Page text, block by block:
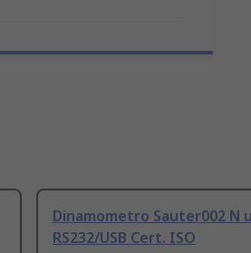
Dinamometro Sauter002 N
RS232/USB Cert. ISO